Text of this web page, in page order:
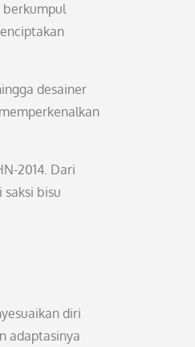
berkumpul
desainer
2014. Dari
bisu
diri
adaptasinya